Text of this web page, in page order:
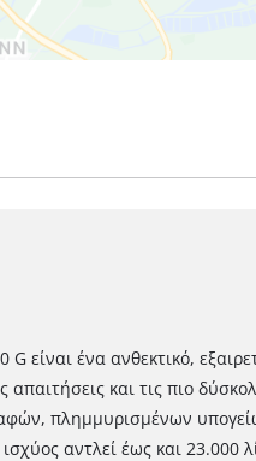
είναι ένα ανθεκτικό,
απαιτήσεις και τις πιο
πλημμυρισμένων
αντλεί έως και 23.000